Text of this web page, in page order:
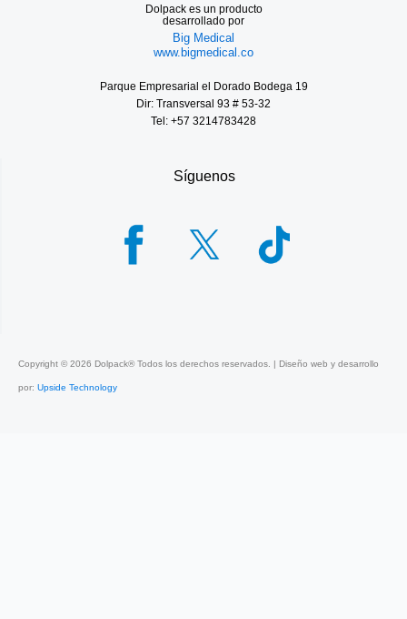
Dolpack es un producto
desarrollado por
Big Medical
www.bigmedical.co
Parque Empresarial el Dorado Bodega 19
Dir: Transversal 93 # 53-32
Tel: +57 3214783428
Síguenos
Copyright ©2026 Dolpack® Todos los derechos reservados. | Diseño web y desarrollo
por: Upside Technology